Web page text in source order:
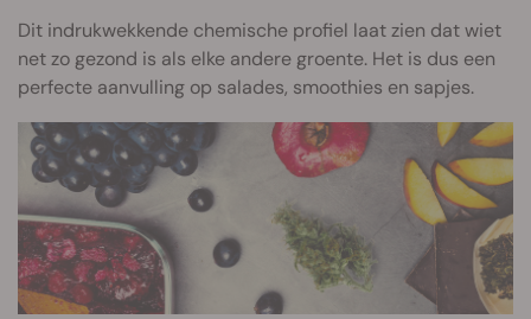
Dit indrukwekkende chemische profiel laat zien dat wiet
net zo gezond is als elke andere groente. Het is dus een
perfecte aanvulling op salades, smoothies en sapjes.